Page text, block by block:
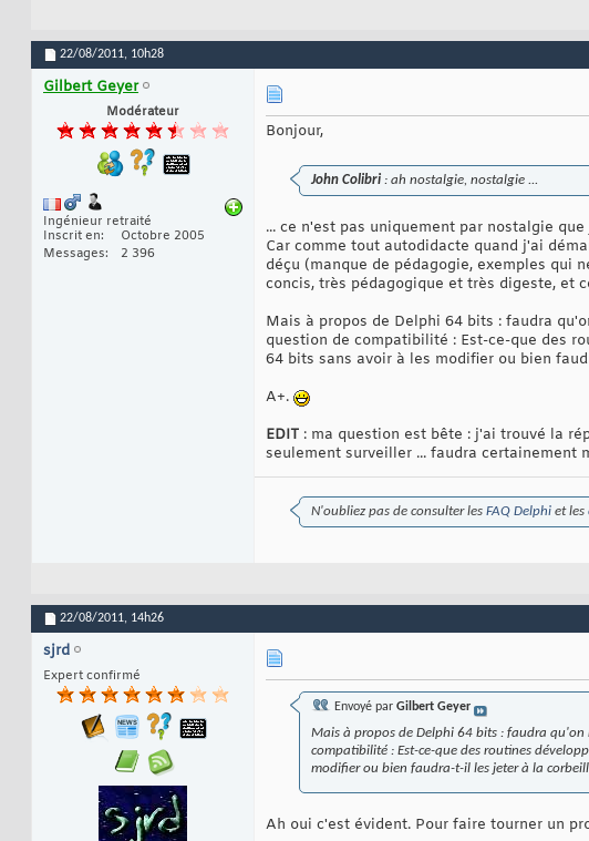
22/08/2011, 10h28
Gilbert Geyer
Modérateur
Ingénieur retraité
Inscrit en
Octobre 2005
Messages
2 396
Bonjour,
John Colibri : ah nostalgie, nostalgie ...
... ce n'est pas uniquement par nostalgie
Car comme tout autodidacte quand j'ai
déçu (manque de pédagogie, exemples qui
concis, très pédagogique et très digeste, et
Mais à propos de Delphi 64 bits : faudra
question de compatibilité : Est-ce-que des
64 bits sans avoir à les modifier ou bien
A+.
EDIT : ma question est bête : j'ai trouvé la
seulement surveiller ... faudra certainement
N'oubliez pas de consulter les FAQ Delphi et les
22/08/2011, 14h26
sjrd
Expert confirmé
Envoyé par Gilbert Geyer
Mais à propos de Delphi 64 bits : faudra qu'on
compatibilité : Est-ce-que des routines
modifier ou bien faudra-t-il les jeter à la
Ah oui c'est évident. Pour faire tourner un